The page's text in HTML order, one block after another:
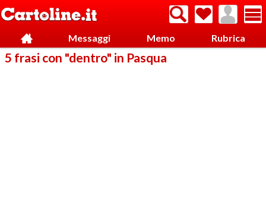
Messaggi Memo Rubrica
5 frasi con "dentro" in Pasqua